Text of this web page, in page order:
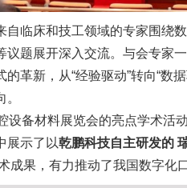
自临床和技工领域的专家围绕
议题展开深入交流。与会专家
革新，从“经验驱动”转向“数
设备材料展览会的亮点学术活
展示了以乾鹏科技自主研发的
成果，有力推动了我国数字化